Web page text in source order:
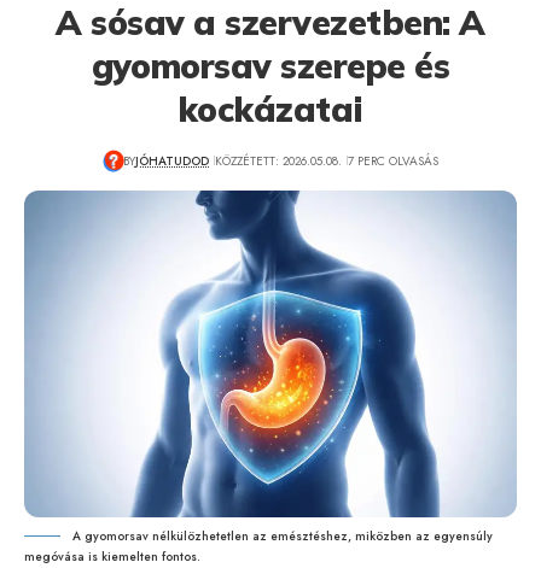
A sósav a szervezetben: A
gyomorsav szerepe és
kockázatai
BYJÓHATUDOD KÖZZÉTETT: 2026.05.08. 7 PERC OLVASÁS
A gyomorsav nélkülözhetetlen az emésztéshez, miközben az egyensúly
megóvása is kiemelten fontos.